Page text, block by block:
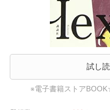
試し
※電子書籍ストア